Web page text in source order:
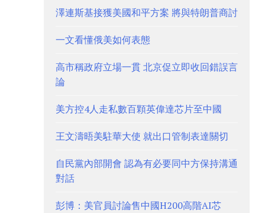
澤連斯基接獲美國和平方案 將與特朗普商討
一文看懂俄美如何表態
高市稱政府立場一貫 北京促立即收回錯誤言
論
美方控4人走私數百顆英偉達芯片至中國
王文濤晤美駐華大使 就出口管制表達關切
自民黨內部開會 認為有必要同中方保持溝通
對話
彭博：美官員討論售中國H200高階AI芯